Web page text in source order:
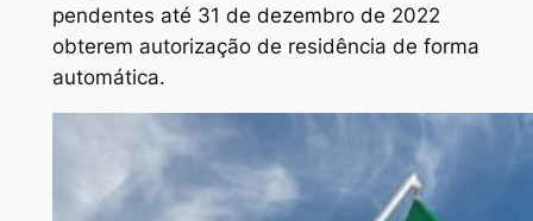
pendentes até 31 de dezembro de 2022
obterem autorização de residência de forma
automática.